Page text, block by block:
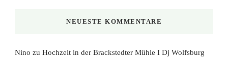
NEUESTE KOMMENTARE
Nino zu Hochzeit in der Brackstedter Mühle I Dj Wolfsburg